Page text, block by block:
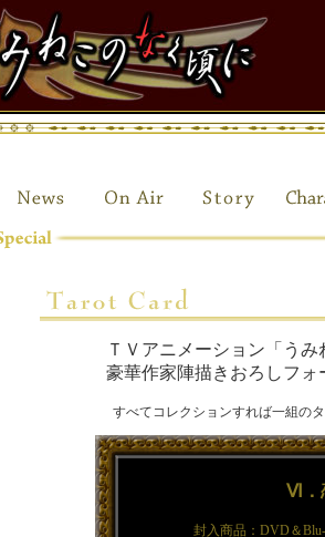
ＴＶアニメーション「うみ
豪華作家陣描きおろしフ
すべてコレクションすれば一組の
Ⅵ．
封入商品：DVD＆